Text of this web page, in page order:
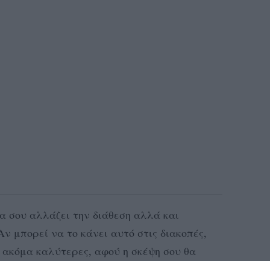
σου αλλάζει την διάθεση αλλά και
μπορεί να το κάνει αυτό στις διακοπές,
καλύτερες, αφού η σκέψη σου θα